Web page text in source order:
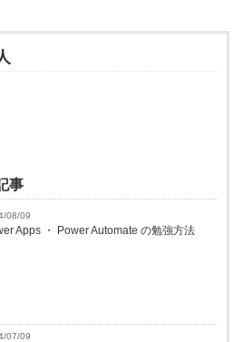
事
08/09
Apps ・ Power Automate の勉強方法
07/09